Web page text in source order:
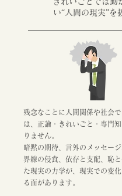
い“人間の現実”を
残念なことに人間関係や社会
は、正論・きれいごと・専門
りません。
暗黙の期待、言外のメッセー
界線の侵食、依存と支配、恥
た現実の力学が、現実での変
る面があります。